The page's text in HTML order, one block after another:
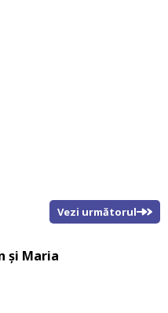
Vezi următorul
și Maria